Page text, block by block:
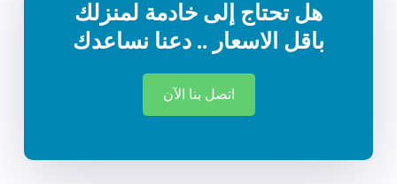
هل تحتاج إلى خادمة لمنزلك
باقل الاسعار .. دعنا نساعدك
اتصل بنا الآن